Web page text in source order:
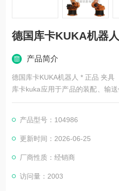
德国库卡KUKA机器
产品简介
德国库卡KUKA机器人 * 正品 夹具
库卡kuka应用于产品的装配、输
行业的输送系统以及无人化作业
及的行业：中小型家电、电子、
金工具、玩具、日用化工及食品
产品型号：104986
更新时间：2026-06-25
厂商性质：经销商
访问量：2003